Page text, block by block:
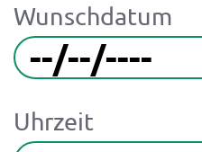
Wunschdatum
Uhrzeit